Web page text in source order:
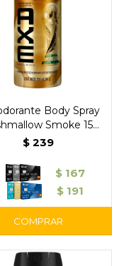
Body Spray
Smoke 150
- Edición Limitada
$ 239
$ 167
$ 191